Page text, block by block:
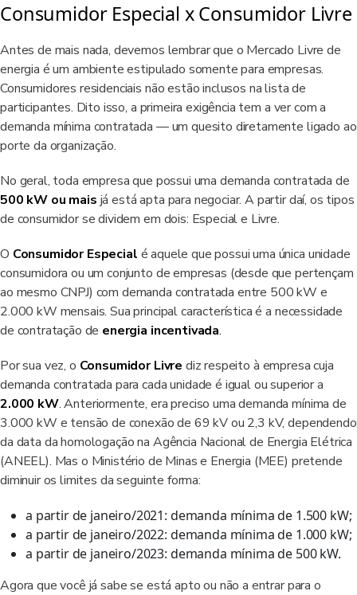
Consumidor Especial x Consumidor Livre
Antes de mais nada, devemos lembrar que o Mercado Livre de
energia é um ambiente estipulado somente para empresas.
Consumidores residenciais não estão inclusos na lista de
participantes. Dito isso, a primeira exigência tem a ver com a
demanda mínima contratada — um quesito diretamente ligado ao
porte da organização.
No geral, toda empresa que possui uma demanda contratada de
500 kW ou mais já está apta para negociar. A partir daí, os tipos
de consumidor se dividem em dois: Especial e Livre.
O Consumidor Especial é aquele que possui uma única unidade
consumidora ou um conjunto de empresas (desde que pertençam
ao mesmo CNPJ) com demanda contratada entre 500 kW e
2.000 kW mensais. Sua principal característica é a necessidade
de contratação de energia incentivada.
Por sua vez, o Consumidor Livre diz respeito à empresa cuja
demanda contratada para cada unidade é igual ou superior a
2.000 kW. Anteriormente, era preciso uma demanda mínima de
3.000 kW e tensão de conexão de 69 kV ou 2,3 kV, dependendo
da data da homologação na Agência Nacional de Energia Elétrica
(ANEEL). Mas o Ministério de Minas e Energia (MEE) pretende
diminuir os limites da seguinte forma:
a partir de janeiro/2021: demanda mínima de 1.500 kW;
a partir de janeiro/2022: demanda mínima de 1.000 kW;
a partir de janeiro/2023: demanda mínima de 500 kW.
Agora que você já sabe se está apto ou não a entrar para o